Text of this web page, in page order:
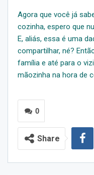
Agora que você já
cozinha, espero que
E, aliás, essa é uma
compartilhar, né?
família e até para o
mãozinha na hora de
0
Share